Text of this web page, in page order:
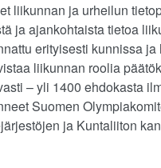
liikunnan ja urheilun
ja ajankohtaista tietoa
erityisesti kunnissa
liikunnan roolia
– yli 1400 ehdokasta
Suomen
ja Kuntaliiton